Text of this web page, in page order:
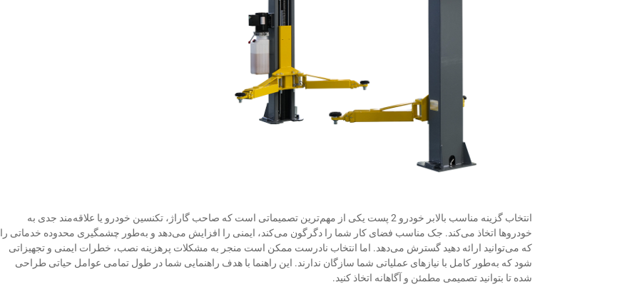
انتخاب گزینه مناسب بالابر خودرو 2 پست
یکی از مهم‌ترین تصمیماتی است که صاحب گاراژ، تکنسین خودرو یا علاقه‌مند جدی به
خودروها اتخاذ می‌کند. جک مناسب فضای کار شما را دگرگون می‌کند، ایمنی را افزایش می‌دهد و به‌طور چشمگیری محدوده خدماتی را
که می‌توانید ارائه دهید گسترش می‌دهد. اما انتخاب نادرست ممکن است منجر به مشکلات پرهزینه نصب، خطرات ایمنی و تجهیزاتی
شود که به‌طور کامل با نیازهای عملیاتی شما سازگان ندارند. این راهنما با هدف راهنمایی شما در طول تمامی عوامل حیاتی طراحی
شده تا بتوانید تصمیمی مطمئن و آگاهانه اتخاذ کنید.